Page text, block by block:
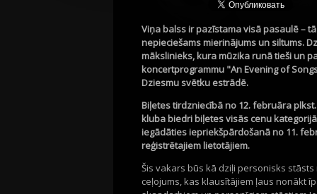
Viņa balss ir pazīstama visā pasaulē –
nepieciešams mierinājums un siltums.
mākslinieks, kura mūzika runā tieši un
koncertprogrammu "AnEvening of
Dziesmu svētku estrādē.
Biļetes tirdzniecībā no 12.februāra plkst.
kluba biedri biļetes visās cenu
iegādātiesiepriekšpārdošanāno 11.
reģistrētajiem lietotājiem.
Šis vakars būs kā dziļi personisks
ceļojums, kas klausītājiem ļaus nonākt